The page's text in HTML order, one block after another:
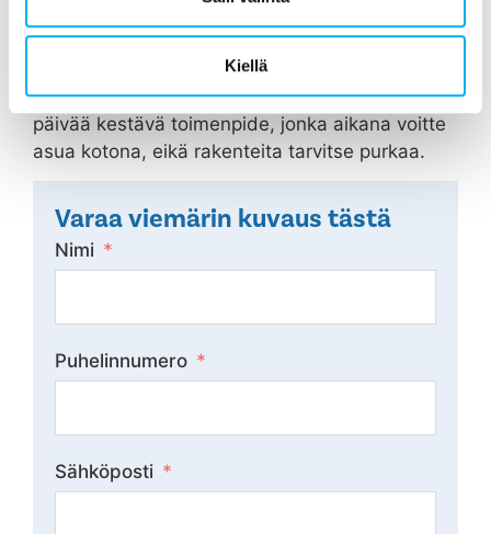
Kiellä
päivää kestävä putkiremontti voidaan välttää
viemärin sukittamisella jopa 50 vuodeksi
eteenpäin. Viemärin sukitus on edullinen ja 3
päivää kestävä toimenpide, jonka aikana voitte
asua kotona, eikä rakenteita tarvitse purkaa.
Varaa viemärin kuvaus tästä
Nimi
Puhelinnumero
Sähköposti